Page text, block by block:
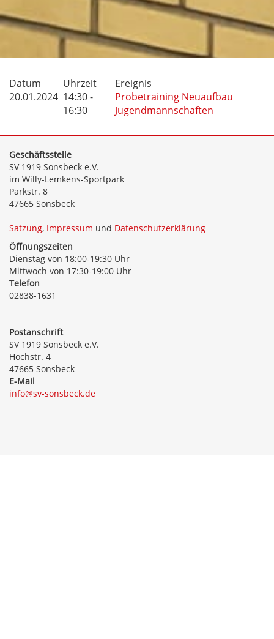
Datum Uhrzeit
Ereignis
20.01.2024 14:30 -
16:30
Probetraining Neuaufbau
Jugendmannschaften
Geschäftsstelle
SV 1919 Sonsbeck e.V.
im Willy-Lemkens-Sportpark
Parkstr. 8
47665 Sonsbeck
Satzung, Impressum und Datenschutzerklärung
Öffnungszeiten
Dienstag von 18:00-19:30 Uhr
Mittwoch von 17:30-19:00 Uhr
Telefon
02838-1631
Postanschrift
SV 1919 Sonsbeck e.V.
Hochstr. 4
47665 Sonsbeck
E-Mail
info@sv-sonsbeck.de